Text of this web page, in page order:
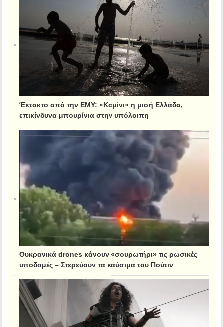
Έκτακτο από την ΕΜΥ: «Καμίνι» η μισή Ελλάδα,
επικίνδυνα μπουρίνια στην υπόλοιπη
Ουκρανικά drones κάνουν «σουρωτήρι» τις ρωσικές
υποδομές – Στερεύουν τα καύσιμα του Πούτιν